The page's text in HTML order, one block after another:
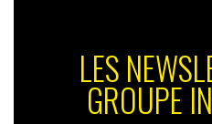
LES
GROUPE